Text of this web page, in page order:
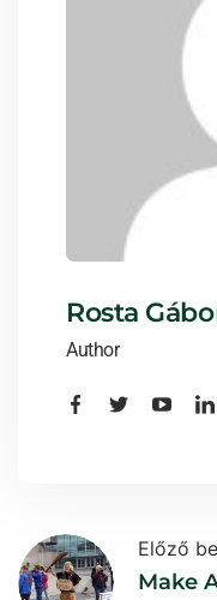
Rosta
Author
Előző
Make